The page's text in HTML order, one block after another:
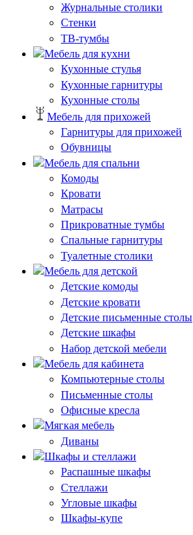
Журнальные столики
Стенки
ТВ-тумбы
Мебель для кухни
Кухонные стулья
Кухонные гарнитуры
Кухонные столы
Мебель для прихожей
Гарнитуры для прихожей
Обувницы
Мебель для спальни
Комоды
Кровати
Матрасы
Прикроватные тумбы
Спальные гарнитуры
Туалетные столики
Мебель для детской
Детские комоды
Детские кровати
Детские письменные столы
Детские шкафы
Набор детской мебели
Мебель для кабинета
Компьютерные столы
Письменные столы
Офисные кресла
Мягкая мебель
Диваны
Шкафы и стеллажи
Распашные шкафы
Стеллажи
Угловые шкафы
Шкафы-купе